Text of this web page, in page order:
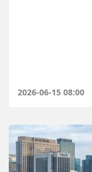
2026-06-15 08:00